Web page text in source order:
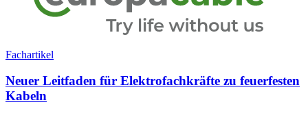
Fachartikel
Neuer Leitfaden für Elektrofachkräfte zu feuerfesten
Kabeln